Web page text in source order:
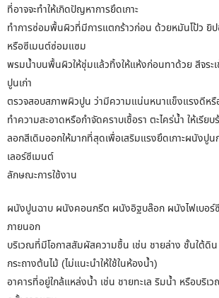
ที่อาจจะทำให้เกิดปัญหาการยึดเกาะ
ทำการซ่อมพื้นผิวที่มีการแตกร้าวก่อน ด้วยหมันโป้ว ยิ
หรือซีเมนต์ซ่อมแซม
พรมน้ำบนพื้นผิวให้ชุ่มแล้วทิ้งให้แห้งก่อนทาด้วย สีจระ
ปูนเก่า
ตรวจสอบสภาพผิวปูน ว่ามีความแน่นหนาแข็งแรงดีหรื
ทำความสะอาดหรือกำจัดคราบเชื้อรา ตะไคร่น้ำ ให้เรียบ
ลอกสีเดิมออกให้มากที่สุดเพื่อเสริมแรงยึดเกาะผนังปู
เลอร์ซีเมนต์
ลักษณะการใช้งาน
ผนังปูนฉาบ ผนังคอนกรีต ผนังอิฐบล๊อก ผนังไฟเบอร์
ภายนอก
บริเวณที่มีโอกาสสัมผัสความชื้น เช่น ชายล่าง ชั้นใต้ดิน
กระถางต้นไม้ (ไม่แนะนำให้ใช้ในห้องน้ำ)
อาคารที่อยู่ใกล้แหล่งน้ำ เช่น ชายทะเล ริมน้ำ หรือบริ